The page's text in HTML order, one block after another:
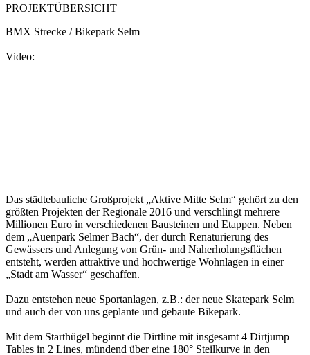
PROJEKTÜBERSICHT
BMX Strecke / Bikepark Selm
Video:
Das städtebauliche Großprojekt „Aktive Mitte Selm“ gehört zu den
größten Projekten der Regionale 2016 und verschlingt mehrere
Millionen Euro in verschiedenen Bausteinen und Etappen. Neben
dem „Auenpark Selmer Bach“, der durch Renaturierung des
Gewässers und Anlegung von Grün- und Naherholungsflächen
entsteht, werden attraktive und hochwertige Wohnlagen in einer
„Stadt am Wasser“ geschaffen.
Dazu entstehen neue Sportanlagen, z.B.: der neue Skatepark Selm
und auch der von uns geplante und gebaute Bikepark.
Mit dem Starthügel beginnt die Dirtline mit insgesamt 4 Dirtjump
Tables in 2 Lines, mündend über eine 180° Steilkurve in den